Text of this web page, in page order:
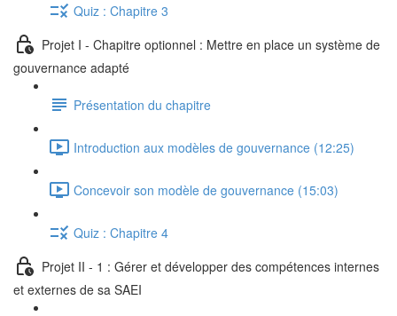
Quiz : Chapitre 3
Projet I - Chapitre optionnel : Mettre en place un système de
gouvernance adapté
Présentation du chapitre
Introduction aux modèles de gouvernance (12:25)
Concevoir son modèle de gouvernance (15:03)
Quiz : Chapitre 4
Projet II - 1 : Gérer et développer des compétences internes
et externes de sa SAEI